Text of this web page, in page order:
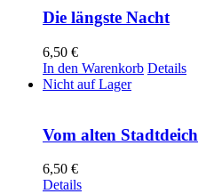
Die längste Nacht
6,50 €
In den Warenkorb Details
Nicht auf Lager
Vom alten Stadtdeich
6,50 €
Details